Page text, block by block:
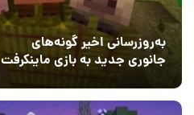
به‌روزرسانی اخیر گونه‌های
جانوری جدید به بازی ماینکرفت